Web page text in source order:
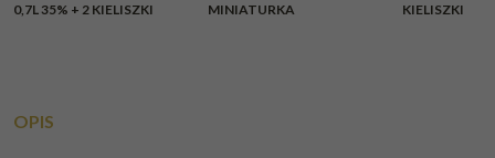
0,7L 35% + 2 KIELISZKI
MINIATURKA
KIELISZKI
OPIS